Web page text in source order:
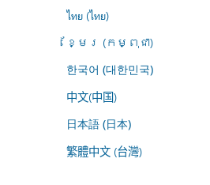
ไทย (ไทย)
ខ្មែរ (កម្ពុជា)
한국어 (대한민국)
中文(中国)
日本語 (日本)
繁體中文 (台灣)